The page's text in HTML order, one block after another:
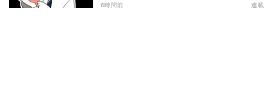
6時間前 連載